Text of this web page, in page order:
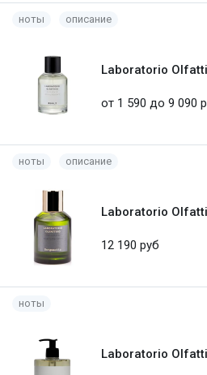
ноты описание
Laboratorio
от 1 590 до 9 090
ноты описание
Laboratorio
12 190 руб
ноты
Laboratorio